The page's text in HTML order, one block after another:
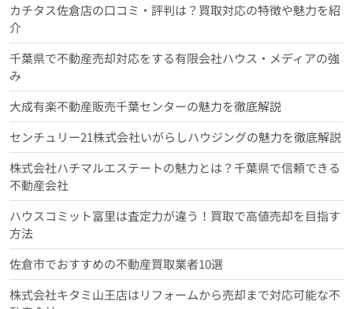
カチタス佐倉店の口コミ・評判は？買取対応の特徴や魅力を紹
介
千葉県で不動産売却対応をする有限会社ハウス・メディアの強
み
大成有楽不動産販売千葉センターの魅力を徹底解説
センチュリー21株式会社いがらしハウジングの魅力を徹底解説
株式会社ハチマルエステートの魅力とは？千葉県で信頼できる
不動産会社
ハウスコミット富里は査定力が違う！買取で高値売却を目指す
方法
佐倉市でおすすめの不動産買取業者10選
株式会社キタミ山王店はリフォームから売却まで対応可能な不